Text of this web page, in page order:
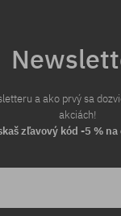
a ako prvý sa
akciách!
zľavový kód -5 %